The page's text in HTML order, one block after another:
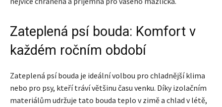
Zateplená psí bouda: Komfort v
každém ročním období
Zateplená psí bouda je ideální volbou pro chladnější klima
nebo pro psy, kteří tráví většinu času venku. Díky izolačním
materiálům udržuje tato bouda teplo v zimě a chlad v létě,